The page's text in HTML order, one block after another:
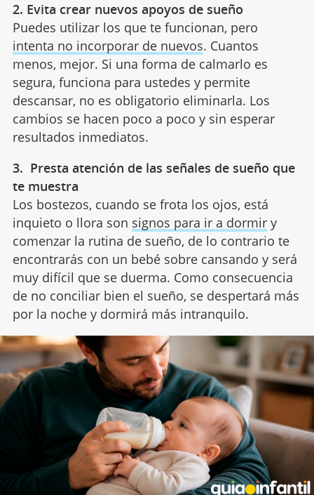
2. Evita crear nuevos apoyos de sueño
Puedes utilizar los que te funcionan, pero
intenta no incorporar de nuevos. Cuantos
menos, mejor. Si una forma de calmarlo es
segura, funciona para ustedes y permite
descansar, no es obligatorio eliminarla. Los
cambios se hacen poco a poco y sin esperar
resultados inmediatos.
3. Presta atención de las señales de sueño que
te muestra
Los bostezos, cuando se frota los ojos, está
inquieto o llora son signos para ir a dormiry
comenzar la rutina de sueño, de lo contrario te
encontrarás con un bebé sobre cansando y será
muy difícil que se duerma. Como consecuencia
de no conciliar bien el sueño, se despertará más
por la noche y dormirá más intranquilo.